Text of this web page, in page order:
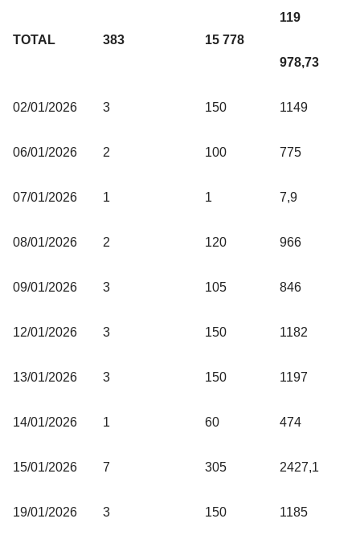
TOTAL 383 15 778
119
978,73
02/01/2026 3 150 1149
06/01/2026 2 100 775
07/01/2026 1 1 7,9
08/01/2026 2 120 966
09/01/2026 3 105 846
12/01/2026 3 150 1182
13/01/2026 3 150 1197
14/01/2026 1 60 474
15/01/2026 7 305 2427,1
19/01/2026 3 150 1185